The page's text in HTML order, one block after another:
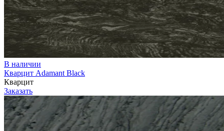
В наличии
Кварцит Adamant Black
Кварцит
Заказать